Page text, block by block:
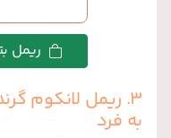
ریمل
3. ریمل لانکوم
به فرد